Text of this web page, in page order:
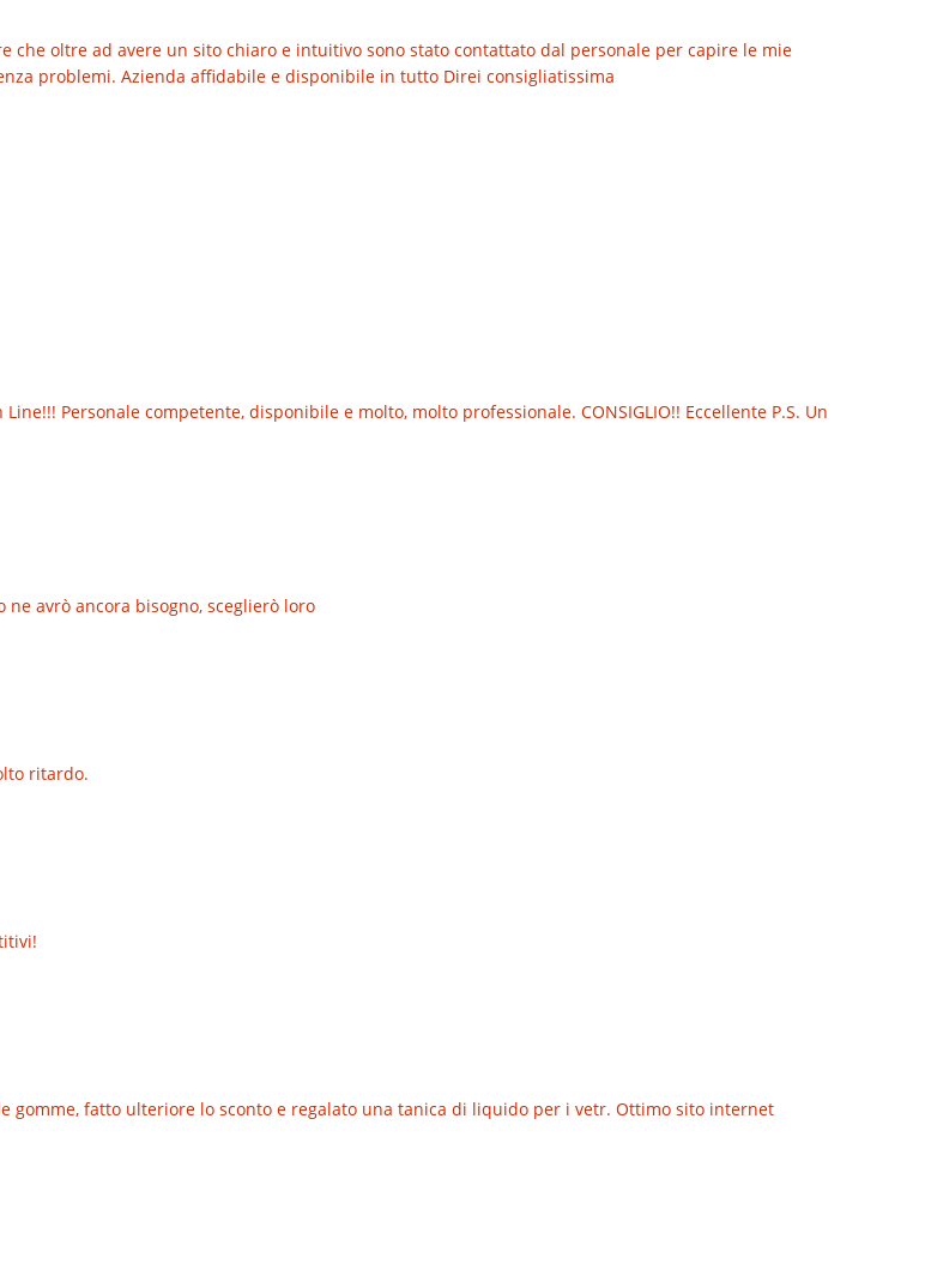
che oltre ad avere un sito chiaro e intuitivo sono stato contattato dal personale per capire le mie
problemi. Azienda affidabile e disponibile in tutto Direi consigliatissima
Personale competente, disponibile e molto, molto professionale. CONSIGLIO!! Eccellente P.S. Un
avrò ancora bisogno, sceglierò loro
ritardo.
fatto ulteriore lo sconto e regalato una tanica di liquido per i vetr. Ottimo sito internet